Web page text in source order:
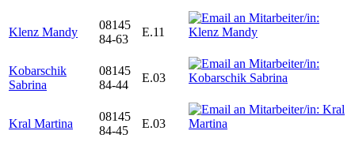
Klenz Mandy
08145
84-63
E.11
Kobarschik
Sabrina
08145
84-44
E.03
Kral Martina
08145
84-45
E.03